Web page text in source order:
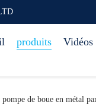
produits Vidéos
pompe de boue en métal